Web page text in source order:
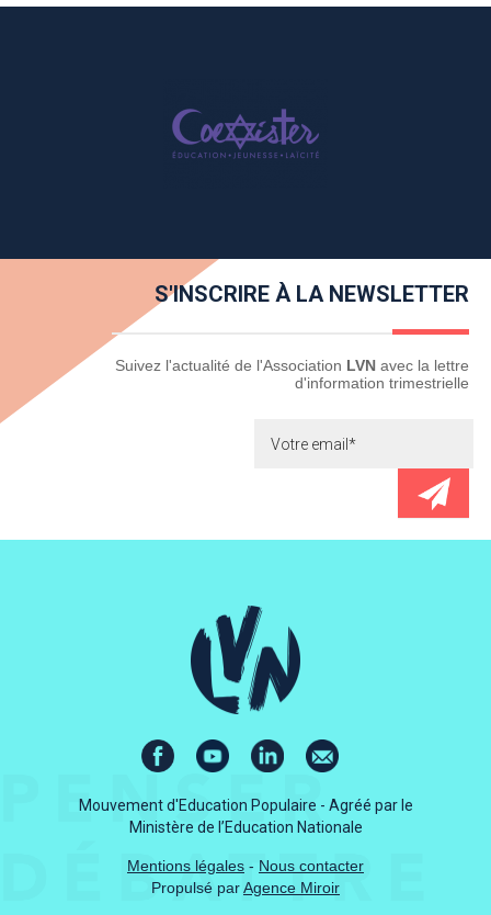
S'INSCRIRE À LA NEWSLETTER
Newsletter Suivez l'actualité de l'Association LVN avec la lettre
d'information trimestrielle
Mouvement d'Education Populaire - Agréé par le
Ministère de l’Education Nationale
Mentions légales - Nous contacter
Propulsé parAgence Miroir